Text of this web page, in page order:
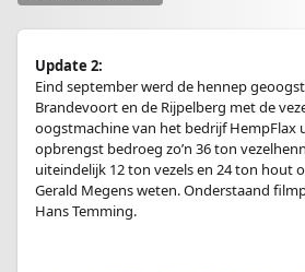
Update 2:
Eind september werd de hennep
Brandevoort en de Rijpelberg met de
oogstmachine van het bedrijf HempFlax
opbrengst bedroeg zo’n 36 ton
uiteindelijk 12 ton vezels en 24 ton hout
Gerald Megens weten. Onderstaand
Hans Temming.